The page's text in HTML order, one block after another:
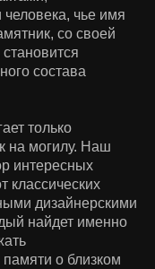
чье имя
со своей
состава
только
на могилу. Наш
интересных
классических
дизайнерскими
найдет именно
памяти о близком